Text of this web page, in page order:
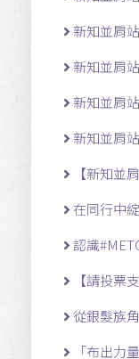
新知並肩
新知並肩
新知並肩
新知並肩
【新知並
在同行中
認識
【請投票
從銀髮族
「布出力